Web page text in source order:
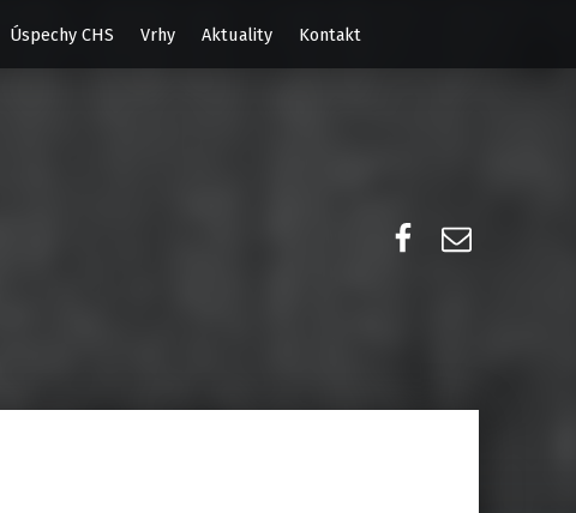
Úspechy CHS Vrhy Aktuality Kontakt
Facebook